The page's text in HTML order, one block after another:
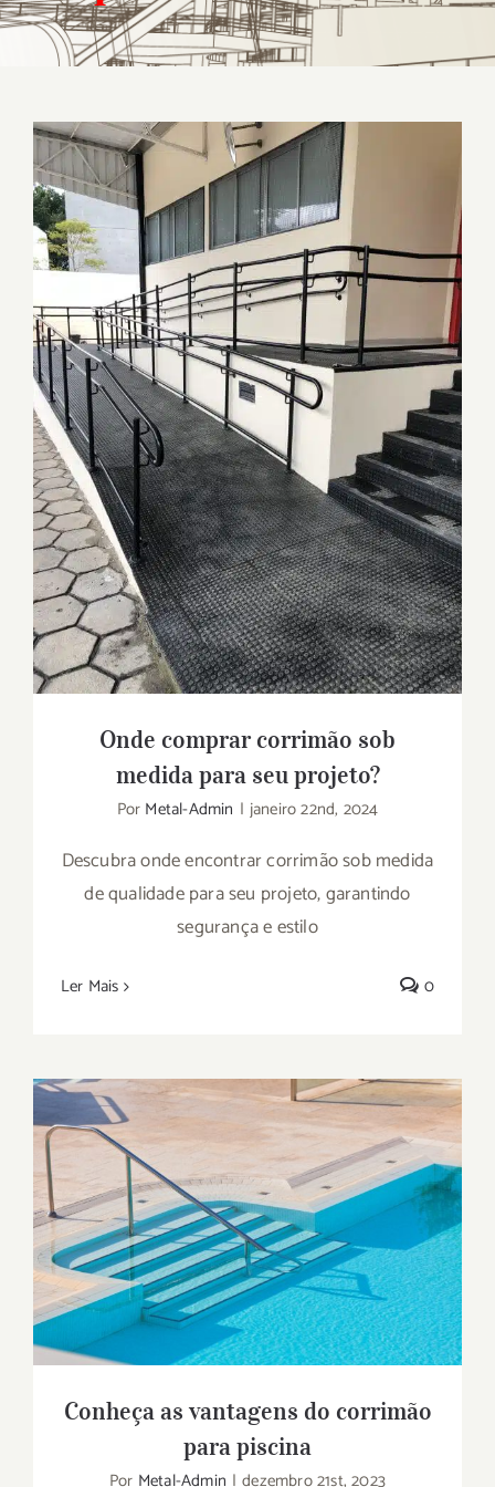
Onde comprar corrimão sob medida para
seu projeto?
Onde comprar corrimão sob
medida para seu projeto?
Por Metal-Admin | janeiro 22nd, 2024
Descubra onde encontrar corrimão sob medida
de qualidade para seu projeto, garantindo
segurança e estilo
Ler Mais 0
Conheça as vantagens do corrimão para
piscina
Conheça as vantagens do corrimão
para piscina
Por Metal-Admin | dezembro 21st, 2023